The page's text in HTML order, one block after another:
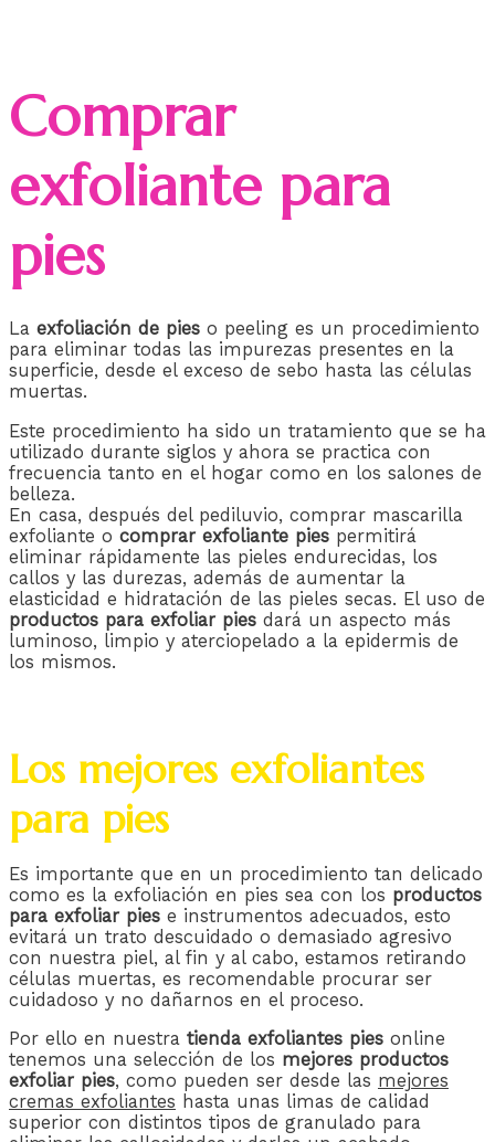
Comprar
exfoliante para
pies
La exfoliación de pies o peeling es un procedimiento
para eliminar todas las impurezas presentes en la
superficie, desde el exceso de sebo hasta las células
muertas.
Este procedimiento ha sido un tratamiento que se ha
utilizado durante siglos y ahora se practica con
frecuencia tanto en el hogar como en los salones de
belleza.
En casa, después del pediluvio, comprar mascarilla
exfoliante o comprar exfoliante pies permitirá
eliminar rápidamente las pieles endurecidas, los
callos y las durezas, además de aumentar la
elasticidad e hidratación de las pieles secas. El uso de
productos para exfoliar pies dará un aspecto más
luminoso, limpio y aterciopelado a la epidermis de
los mismos.
Los mejores exfoliantes
para pies
Es importante que en un procedimiento tan delicado
como es la exfoliación en pies sea con los productos
para exfoliar pies e instrumentos adecuados, esto
evitará un trato descuidado o demasiado agresivo
con nuestra piel, al fin y al cabo, estamos retirando
células muertas, es recomendable procurar ser
cuidadoso y no dañarnos en el proceso.
Por ello en nuestra tienda exfoliantes pies online
tenemos una selección de los mejores productos
exfoliar pies, como pueden ser desde las mejores
cremas exfoliantes hasta unas limas de calidad
superior con distintos tipos de granulado para